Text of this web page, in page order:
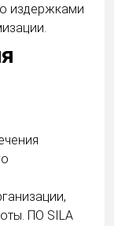
издержками
ПО SILA